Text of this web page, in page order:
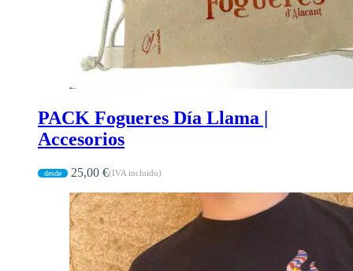
PACK Fogueres Día Llama |
Accesorios
25,00 €(IVA incluido)